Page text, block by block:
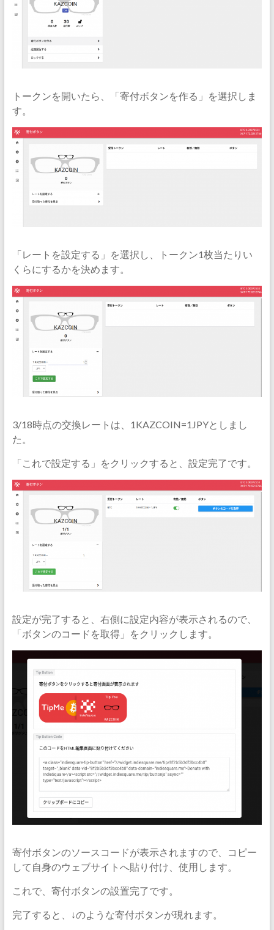
トークンを開いたら、「寄付ボタンを作る」を選択しま
す。
「レートを設定する」を選択し、トークン1枚当たりい
くらにするかを決めます。
3/18時点の交換レートは、1KAZCOIN=1JPYとしまし
た。
「これで設定する」をクリックすると、設定完了です。
設定が完了すると、右側に設定内容が表示されるので、
「ボタンのコードを取得」をクリックします。
寄付ボタンのソースコードが表示されますので、コピー
して自身のウェブサイトへ貼り付け、使用します。
これで、寄付ボタンの設置完了です。
完了すると、↓のような寄付ボタンが現れます。